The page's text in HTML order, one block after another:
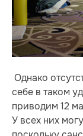
Однако
себе в таком
приводим 12
У всех них